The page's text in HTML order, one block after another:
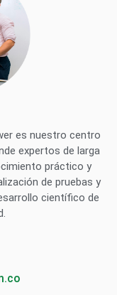
es nuestro centro
expertos de larga
práctico y
de pruebas y
científico de